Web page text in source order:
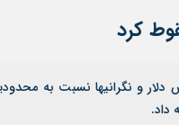
و نگرانیها نسبت به
داد.